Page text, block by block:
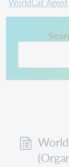
This link